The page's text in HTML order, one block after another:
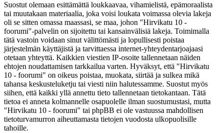
Suostut olemaan esittämättä loukkaavaa, vihamielistä, epämoraalista
tai muutakaan materiaalia, joka voisi loukata voimassa olevia lakeja
oli se sitten omassa maassasi, se maa, johon "Hirvikatu 10 -
foorumi"-palvelin on sijoitettu tai kansainvälisiä lakeja. Toimimalla
tätä vastoin voidaan sinut välittömästi ja lopullisesti poistaa
järjestelmän käyttäjistä ja tarvittaessa internet-yhteydentarjoajaasi
otetaan yhteyttä. Kaikkien viestien IP-osoite tallennetaan näiden
ehtojen noudattamisen tarkkailua varten. Hyväksyt, että "Hirvikatu
10 - foorumi" on oikeus poistaa, muokata, siirtää ja sulkea mikä
tahansa keskusteluketju tai viesti niin halutessamme. Suostut myös
siihen, että kaikki yllä annettu tieto tallennetaan tietokantaan. Tätä
tietoa ei anneta kolmannelle osapuolelle ilman suostumustasi, mutta
"Hirvikatu 10 - foorumi" tai phpBB ei ole vastuussa mahdollisen
tietoturvamurron aiheuttamasta tietojen vuodosta ulkopuolisille
tahoille.